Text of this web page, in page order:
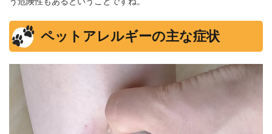
ペットアレルギーの主な症状